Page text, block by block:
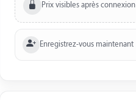
Prix visibles après connexion
Enregistrez-vous maintenant